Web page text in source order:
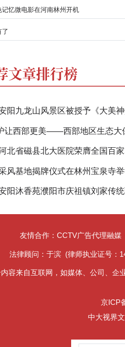
记忆微电影在河南林州开机
了
文章排行榜
阳九龙山风景区被授予《大美
让西部更美——西部地区生态大
北省磁县北大医院荣膺全国百
风基地揭牌仪式在林州宝泉寺
阳沐香苑濮阳市庆祖镇刘家传
友情合作：CCTV广告代理融媒
法律顾问：于滨 (律师执业证号：
容来自互联网，如媒体、公司、企
京ICP
中大视界